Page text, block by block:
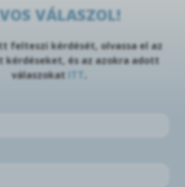
VÁLASZOL!
felteszi kérdését, olvassa el az
és az azokra adott
válaszokat ITT